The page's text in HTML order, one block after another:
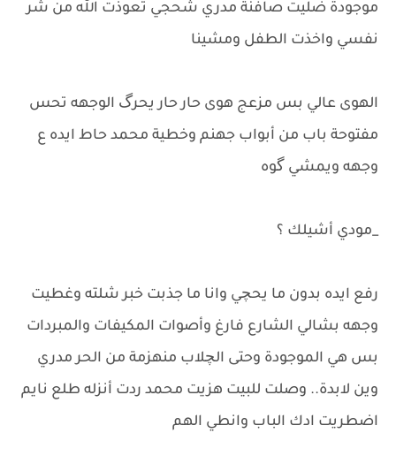
موجودة ضليت صافنة مدري شحجي تعوذت الله من شر
نفسي واخذت الطفل ومشينا
الهوى عالي بس مزعج هوى حار حار يحرگ الوجهه تحس
مفتوحة باب من أبواب جهنم وخطية محمد حاط ايده ع
وجهه ويمشي گوه
_مودي أشيلك ؟
رفع ايده بدون ما يحچي وانا ما جذبت خبر شلته وغطيت
وجهه بشالي الشارع فارغ وأصوات المكيفات والمبردات
بس هي الموجودة وحتى الچلاب منهزمة من الحر مدري
وين لابدة.. وصلت للبيت هزيت محمد ردت أنزله طلع نايم
اضطريت ادك الباب وانطي الهم